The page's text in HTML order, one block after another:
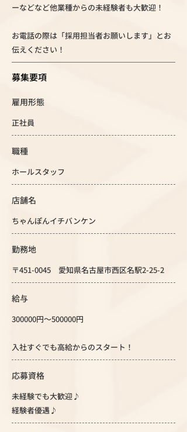
ーなどなど他業種からの未経験者も大歓迎！
お電話の際は「採用担当者お願いします」とお
伝えください！
募集要項
雇用形態
正社員
職種
ホールスタッフ
店舗名
ちゃんぽんイチバンケン
勤務地
〒451-0045 愛知県名古屋市西区名駅2-25-2
給与
300000円～500000円
入社すぐでも高給からのスタート！
応募資格
未経験でも大歓迎♪
経験者優遇♪